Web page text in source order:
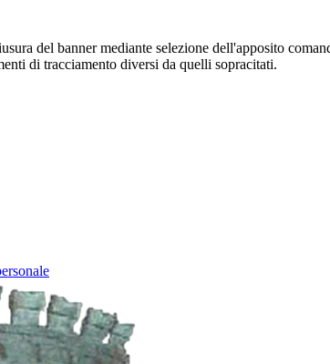
del banner mediante selezione dell'apposito
di tracciamento diversi da quelli sopracitati.